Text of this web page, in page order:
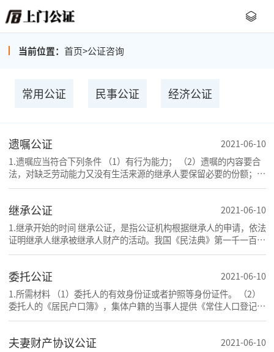
当前位置： 首页>公证咨询
常用公证 民事公证 经济公证
遗嘱公证
2021-06-10
1.遗嘱应当符合下列条件 （1）有行为能力； （2）遗嘱的内容要合
法，对缺乏劳动能力又没有生活来源的继承人要保留必要的份额；
（3）遗嘱中的财产是个人合法财产。 2.可受理的公
继承公证
2021-06-10
1.继承开始的时间 继承公证，是指公证机构根据继承人的申请，依法
证明继承人继承被继承人财产的活动。我国《民法典》第一千一百二
十一条规定，继承从被继承人死亡时开始。 2.可
委托公证
2021-06-10
1.所需材料 （1）委托人的有效身份证或者护照等身份证件。 （2）
委托人的《居民户口簿》，集体户籍的当事人提供《常住人口登记
卡》本人页原件及经过户籍所在单位盖章的首页复印
夫妻财产协议公证
2021-06-10